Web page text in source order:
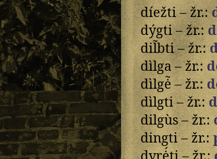
díežti – žr.:
dýgti – žr.:
dil̃bti – žr.:
dìlga – žr.:
dìlgė̃ – žr.:
dìlgti – žr.:
dilgùs – žr.:
dingti – žr.:
dyrė́ti – žr.: